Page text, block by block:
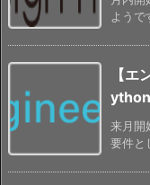
ようで
【
ython
来月開
要件と